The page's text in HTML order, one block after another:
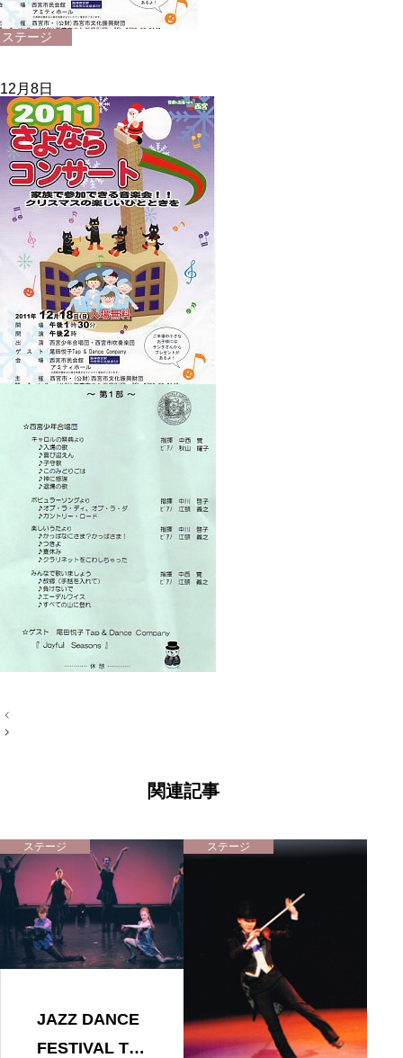
ステージ
12月8日
投
稿
関連記事
ステージ
JAZZ DANCE
FESTIVAL Th
ステージ